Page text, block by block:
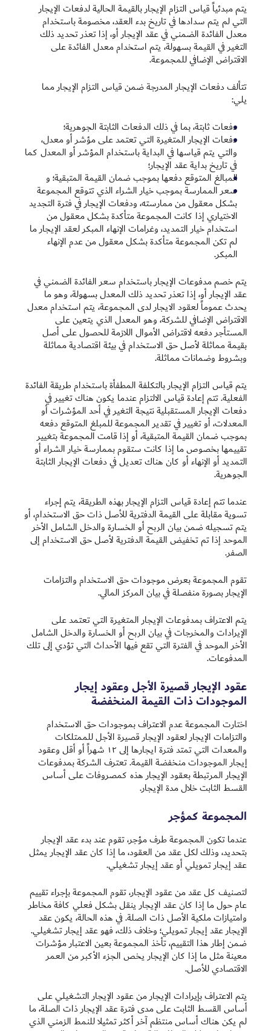
يتم مبدئياً قياس التزام الإيجار بالقيمة الحالية لدفعات الإيجار
التي لم يتم سدادها في تاريخ بدء العقد، مخصومة باستخدام
معدل الفائدة الضمني في عقد الإيجار أو، إذا تعذر تحديد ذلك
التغير في القيمة بسهولة، يتم استخدام معدل الفائدة على
الاقتراض الإضافي للمجموعة.
تتألف دفعات الإيجار المدرجة ضمن قياس التزام الإيجار مما
يلي:
دفعات ثابتة، بما في ذلك الدفعات الثابتة الجوهرية؛
دفعات الإيجار المتغيرة التي تعتمد على مؤشر أو معدل،
والتي يتم قياسها في البداية باستخدام المؤشر أو المعدل كما
في تاريخ بداية عقد الإيجار؛
المبالغ المتوقع دفعها بموجب ضمان القيمة المتبقية؛ و
سعر الممارسة بموجب خيار الشراء الذي تتوقع المجموعة
بشكل معقول من ممارسته، ودفعات الإيجار في فترة التجديد
الاختياري إذا كانت المجموعة متأكدة بشكل معقول من
استخدام خيار التمديد، وغرامات الإنهاء المبكر لعقد الإيجار ما
لم تكن المجموعة متأكدة بشكل معقول من عدم الإنهاء
المبكر.
يتم خصم مدفوعات الإيجار باستخدام سعر الفائدة الضمني في
عقد الإيجار أو، إذا تعذر تحديد ذلك المعدل بسهولة، وهو ما
يحدث عموماً لعقود الايجار لدى المجموعة، يتم استخدام معدل
الاقتراض الإضافي ‏للشركة، وهو المعدل الذي يتعين على
المستأجر دفعه لاقتراض الأموال اللازمة للحصول على أصل
بقيمة مماثلة لأصل حق الاستخدام في بيئة اقتصادية مماثلة
وبشروط وضمانات مماثلة.
يتم قياس التزام الإيجار بالتكلفة المطفأة باستخدام طريقة الفائدة
الفعلية. تتم إعادة قياس الالتزام عندما يكون هناك تغيير في
دفعات الإيجار المستقبلية نتيجة التغير في أحد المؤشرات أو
المعدلات، أو تغيير في تقدير المجموعة للمبلغ المتوقع دفعه
بموجب ضمان القيمة المتبقية، أو إذا قامت المجموعة بتغيير
تقييمها بخصوص ما إذا كانت ستقوم بممارسة خيار الشراء أو
التمديد أو الإنهاء أو كان هناك تعديل في دفعات الإيجار الثابتة
الجوهرية.
عندما تتم إعادة قياس التزام الإيجار بهذه الطريقة، يتم إجراء
تسوية مقابلة على القيمة الدفترية للأصل ذات حق الاستخدام، أو
يتم ‏تسجيله ضمن بيان الربح أو الخسارة والدخل الشامل الأخر
الموحد إذا تم تخفيض القيمة الدفترية لأصل حق الاستخدام إلى
الصفر.
تقوم المجموعة بعرض موجودات حق الاستخدام والتزامات
الإيجار بصورة منفصلة في بيان المركز المالي.
يتم الاعتراف بمدفوعات الإيجار المتغيرة التي تعتمد على
الإيرادات والمخرجات في بيان الربح أو الخسارة والدخل الشامل
الأخر الموحد في الفترة التي تقع فيها الأحداث التي تؤدي إلى تلك
المدفوعات.
عقود الإيجار قصيرة الأجل وعقود إيجار
الموجودات ذات القيمة المنخفضة
اختارت المجموعة عدم الاعتراف بموجودات حق الاستخدام
والتزامات الإيجار لعقود الإيجار قصيرة الأجل للممتلكات
والمعدات التي تمتد فترة ايجارها إلى ١٢ شهراً أو أقل وعقود
إيجار الموجودات منخفضة القيمة. تعترف الشركة بمدفوعات
الإيجار المرتبطة بعقود الإيجار هذه كمصروفات على أساس
القسط الثابت خلال مدة الإيجار.
المجموعة كمؤجر
عندما تكون المجموعة طرف مؤجر، تقوم عند بدء عقد الإيجار
بتحديد، وذلك لكل عقد من العقود، ما إذا كان عقد الإيجار يمثل
عقد إيجار ‏تمويلي أو عقد إيجار تشغيلي.‏
لتصنيف كل عقد من عقود الإيجار، تقوم المجموعة بإجراء تقييم
عام حول ما إذا كان عقد الإيجار ينقل بشكل فعلي كافة مخاطر
وامتيازات ملكية الأصل ذات الصلة. في هذه الحالة، يكون عقد
الإيجار عقد إيجار تمويلي؛ وخلاف ذلك، فهو عقد إيجار تشغيلي.
ضمن إطار هذا التقييم، تأخذ المجموعة بعين الاعتبار مؤشرات
معينة مثل ما إذا كان الإيجار يخص الجزء الأكبر من العمر
الاقتصادي للأصل.
يتم الاعتراف بإيرادات الإيجار من عقود الإيجار التشغيلي على
أساس القسط الثابت على مدى فترة عقد الإيجار ذات الصلة، ما
لم يكن هناك أساس منتظم آخر أكثر تمثيلا للنمط الزمني الذي